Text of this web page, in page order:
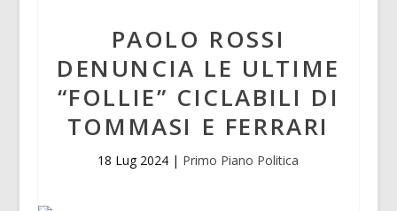
PAOLO ROSSI
DENUNCIA LE ULTIME
“FOLLIE” CICLABILI DI
TOMMASI E FERRARI
18 Lug 2024 | Primo Piano Politica